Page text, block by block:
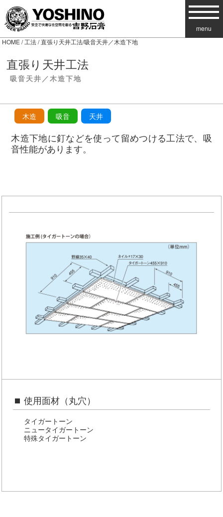
menu
HOME/工法/ 直張り天井工法/吸音天井／木造下地
直張り天井工法
吸音天井／木造下地
木造 吸音 天井
木造下地に釘などを使って留めつける工法で、吸
音性能があります。
使用面材（丸穴）
タイガートーン
ニュータイガートーン
特殊タイガートーン